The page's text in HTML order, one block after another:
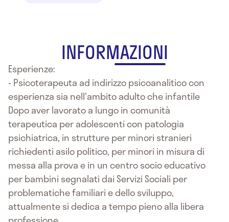
INFORMAZIONI
Esperienze:
- Psicoterapeuta ad indirizzo psicoanalitico con
esperienza sia nell'ambito adulto che infantile
Dopo aver lavorato a lungo in comunità
terapeutica per adolescenti con patologia
psichiatrica, in strutture per minori stranieri
richiedenti asilo politico, per minori in misura di
messa alla prova e in un centro socio educativo
per bambini segnalati dai Servizi Sociali per
problematiche familiari e dello sviluppo,
attualmente si dedica a tempo pieno alla libera